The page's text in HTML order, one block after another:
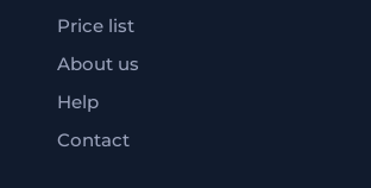
Price list
About us
Help
Contact